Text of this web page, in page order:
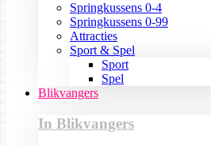
Springkussens 0-4
Springkussens 0-99
Attracties
Sport & Spel
Sport
Spel
Blikvangers
In Blikvangers